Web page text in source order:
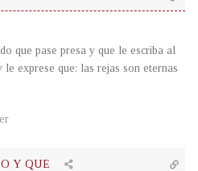
que pase presa y que le escriba al
exprese que: las rejas son eternas
Y QUE